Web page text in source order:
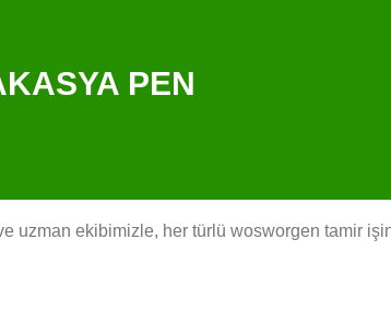
PEN
uzman ekibimizle, her türlü wosworgen tamir